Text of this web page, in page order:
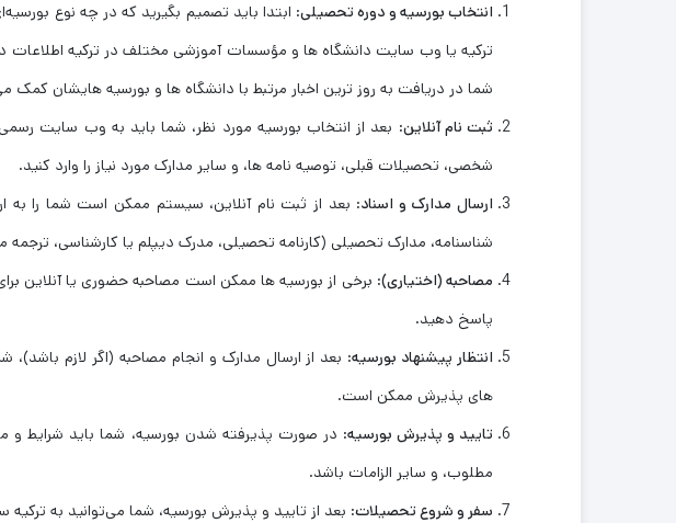
انتخاب بورسیه و دوره تحصیلی: ابتدا باید تصمیم بگیرید که در چه نوع
ترکیه یا وب‌ سایت دانشگاه ‌ها و مؤسسات آموزشی مختلف در ترکیه
شما در دریافت به روز ترین اخبار مرتبط با دانشگاه ها و بورسیه هایشان کمک
ثبت نام آنلاین: بعد از انتخاب بورسیه مورد نظر، شما باید به وب ‌سایت
شخصی، تحصیلات قبلی، توصیه ‌نامه‌ ها، و سایر مدارک مورد نیاز را وارد کنید.
ارسال مدارک و اسناد: بعد از ثبت نام آنلاین، سیستم ممکن است شما را به
شناسنامه، مدارک تحصیلی (کارنامه تحصیلی، مدرک دیپلم یا کارشناسی، ترجمه
مصاحبه (اختیاری): برخی از بورسیه ‌ها ممکن است مصاحبه حضوری یا آنلاین
پاسخ دهید.
انتظار پیشنهاد بورسیه: بعد از ارسال مدارک و انجام مصاحبه (اگر لازم
های پذیرش ممکن است.
تایید و پذیرش بورسیه: در صورت پذیرفته شدن بورسیه، شما باید شرایط و
مطلوب، و سایر الزامات باشد.
سفر و شروع تحصیلات: بعد از تایید و پذیرش بورسیه، شما می‌توانید به ترکیه